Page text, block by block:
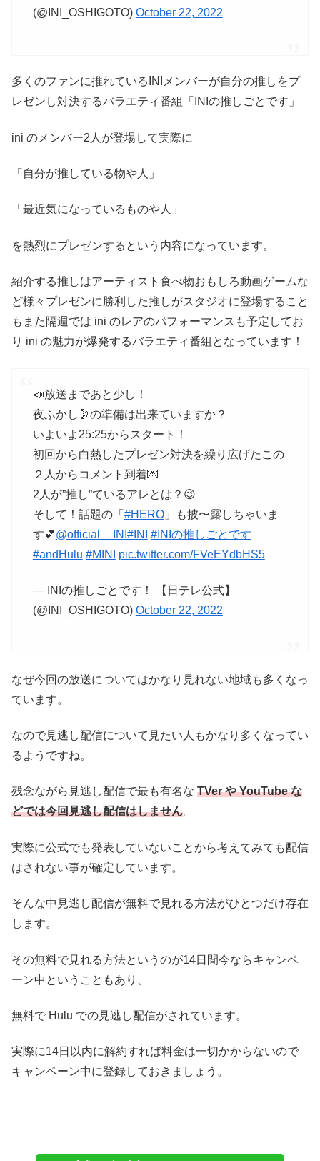
(@INI_OSHIGOTO) October 22, 2022
多くのファンに推れているINIメンバーが自分の推しをプ
レゼンし対決するバラエティ番組「INIの推しごとです」
ini のメンバー2人が登場して実際に
「自分が推している物や人」
「最近気になっているものや人」
を熱烈にプレゼンするという内容になっています。
紹介する推しはアーティスト食べ物おもしろ動画ゲームな
ど様々プレゼンに勝利した推しがスタジオに登場すること
もまた隔週では ini のレアのパフォーマンスも予定してお
り ini の魅力が爆発するバラエティ番組となっています！
📣放送まであと少し！
夜ふかし🌛の準備は出来ていますか？
いよいよ25:25からスタート！
初回から白熱したプレゼン対決を繰り広げたこの
２人からコメント到着💌
2人が”推し”ているアレとは？😉
そして！話題の「 #HERO」も披〜露しちゃいま
す💕@official__INI #INI
#INIの推しごとです
#andHulu #MINI pic.twitter.com/FVeEYdbHS5
— INIの推しごとです！ 【日テレ公式】
(@INI_OSHIGOTO) October 22, 2022
なぜ今回の放送についてはかなり見れない地域も多くなっ
ています。
なので見逃し配信について見たい人もかなり多くなってい
るようですね。
残念ながら見逃し配信で最も有名な TVer や YouTube な
どでは今回見逃し配信はしません。
実際に公式でも発表していないことから考えてみても配信
はされない事が確定しています。
そんな中見逃し配信が無料で見れる方法がひとつだけ存在
します。
その無料で見れる方法というのが14日間今ならキャンペ
ーン中ということもあり、
無料で Hulu での見逃し配信がされています。
実際に14日以内に解約すれば料金は一切かからないので
キャンペーン中に登録しておきましょう。